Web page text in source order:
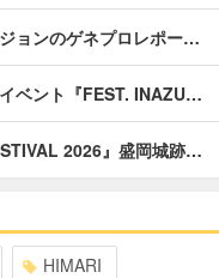
ョンのゲネプロレポー…
ベント『FEST. INAZU…
2026』盛岡城跡…
HIMARI